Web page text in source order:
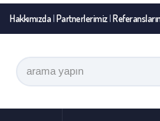
Hakkımızda|Partnerlerimiz|